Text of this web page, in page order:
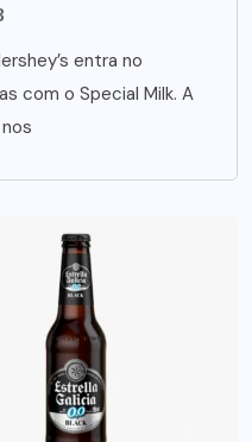
entra no
com o Special Milk. A